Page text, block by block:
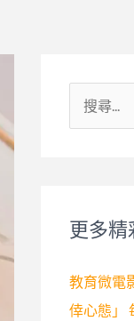
尋
:更多精
教育微電
倖心態」